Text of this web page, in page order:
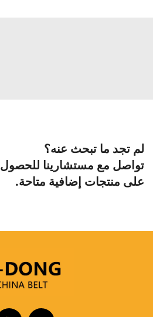
لم تجد ما تبحث عنه؟
تواصل مع مستشارينا للحصول
على منتجات إضافية متاحة.